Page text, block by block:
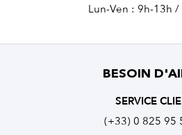
Lun-Ven : 9h-13h
BESOIN
SERVICE
(+33) 0 825 95